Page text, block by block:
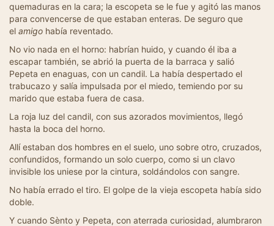
quemaduras en la cara; la escopeta se le fue y agitó las manos
para convencerse de que estaban enteras. De seguro que
el amigo había reventado.
No vio nada en el horno: habrían huido, y cuando él iba a
escapar también, se abrió la puerta de la barraca y salió
Pepeta en enaguas, con un candil. La había despertado el
trabucazo y salía impulsada por el miedo, temiendo por su
marido que estaba fuera de casa.
La roja luz del candil, con sus azorados movimientos, llegó
hasta la boca del horno.
Allí estaban dos hombres en el suelo, uno sobre otro, cruzados,
confundidos, formando un solo cuerpo, como si un clavo
invisible los uniese por la cintura, soldándolos con sangre.
No había errado el tiro. El golpe de la vieja escopeta había sido
doble.
Y cuando Sènto y Pepeta, con aterrada curiosidad, alumbraron